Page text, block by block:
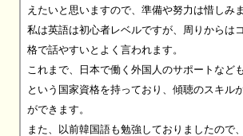
えたいと思いますので、準備や努力は惜しみま
私は英語は初心者レベルですが、周りからは
格で話やすいとよく言われます。
これまで、日本で働く外国人のサポートなど
という国家資格を持っており、傾聴のスキル
ができます。
また、以前韓国語も勉強しておりましたので